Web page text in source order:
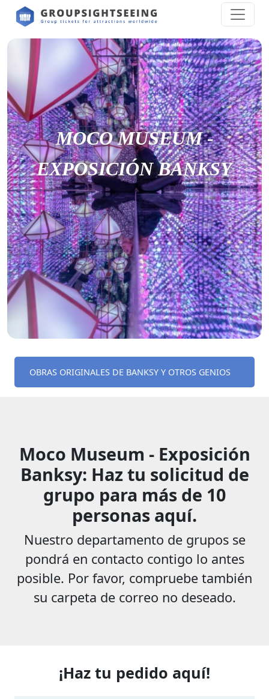
MOCO MUSEUM -
EXPOSICIÓN BANKSY
OBRAS ORIGINALES DE BANKSY Y OTROS GENIOS
Moco Museum - Exposición
Banksy: Haz tu solicitud de
grupo para más de 10
personas aquí.
Nuestro departamento de grupos se
pondrá en contacto contigo lo antes
posible. Por favor, compruebe también
su carpeta de correo no deseado.
¡Haz tu pedido aquí!